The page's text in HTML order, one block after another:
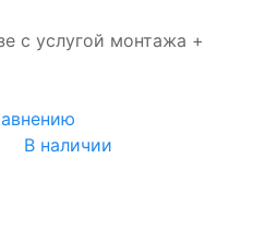
с услугой монтажа +
В наличии